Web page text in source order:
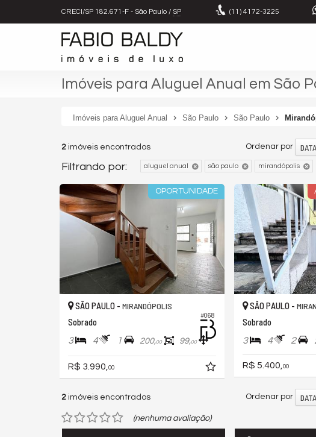
CRECI/SP 182.671-F - São Paulo / SP (11) 4172-3225
Imóveis para Aluguel Anual em São
Imóveis para Aluguel Anual São Paulo São Paulo
2 imóveis encontrados Ordenar por
Filtrando por: aluguel anual são paulo mirandópolis
OPORTUNIDADE
#068
SÃO PAULO - MIRANDÓPOLIS
Sobrado
3 4 1 200,00 99,00
R$ 3.990, 00
SÃO PAULO -
Sobrado
3 4 2
R$ 5.400, 00
2 imóveis encontrados Ordenar por
(nenhuma avaliação)